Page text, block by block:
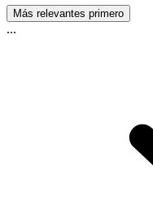
Más relevantes primero
...